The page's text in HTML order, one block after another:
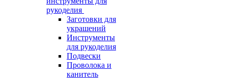
рукоделия
Заготовки для
украшений
Инструменты
для рукоделия
Подвески
Проволока и
канитель